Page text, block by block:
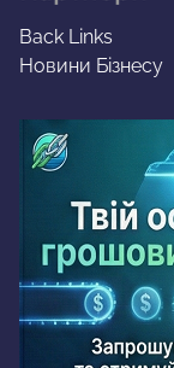
Back Links
Новини Бізнесу